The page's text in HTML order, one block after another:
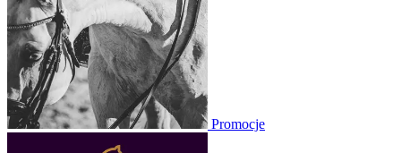
Promocje